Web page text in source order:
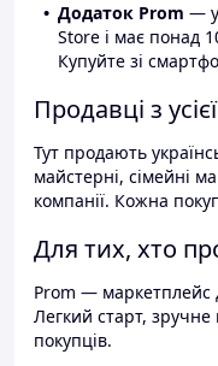
Додаток Prom — у
Store і має понад
Купуйте зі
Продавці з
Тут продають
майстерні, сімейні
компанії. Кожна
Для тих, хто
Prom — маркетплейс
Легкий старт, зручне
покупців.